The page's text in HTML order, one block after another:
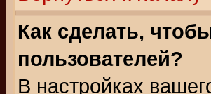
Как сделать,
пользователей?
В настройках